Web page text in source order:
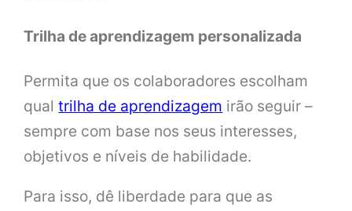
Trilha de aprendizagem personalizada
Permita que os colaboradores escolham
qualtrilha de aprendizagem irão seguir –
sempre com base nos seus interesses,
objetivos e níveis de habilidade.
Para isso, dê liberdade para que as